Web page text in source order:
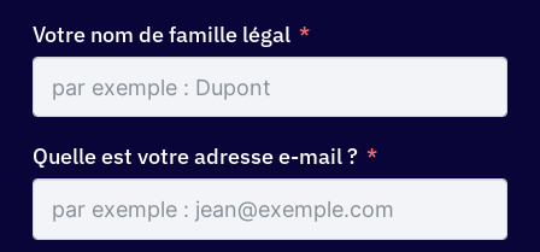
Votre nom de famille légal
Quelle est votre adresse e-mail ?